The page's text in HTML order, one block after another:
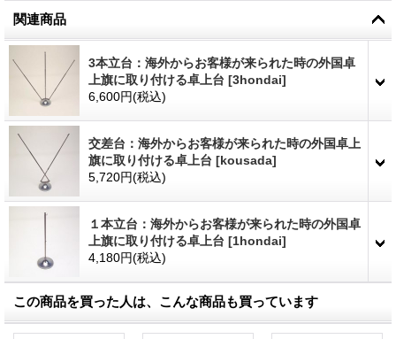
関連商品
3本立台：海外からお客様が来られた時の外国卓
上旗に取り付ける卓上台 [3hondai]
6,600円(税込)
交差台：海外からお客様が来られた時の外国卓上
旗に取り付ける卓上台 [kousada]
5,720円(税込)
１本立台：海外からお客様が来られた時の外国卓
上旗に取り付ける卓上台 [1hondai]
4,180円(税込)
この商品を買った人は、こんな商品も買っています